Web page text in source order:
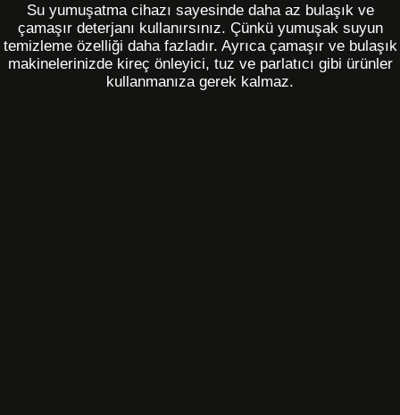
Su yumuşatma cihazı sayesinde daha az bulaşık ve
çamaşır deterjanı kullanırsınız. Çünkü yumuşak suyun
temizleme özelliği daha fazladır. Ayrıca çamaşır ve bulaşık
makinelerinizde kireç önleyici, tuz ve parlatıcı gibi ürünler
kullanmanıza gerek kalmaz.